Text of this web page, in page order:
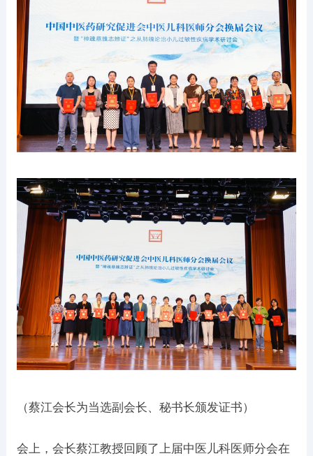
（蔡江会长为当选副会长、秘书长颁发证书）
会上，会长蔡江教授回顾了上届中医儿科医师分会在